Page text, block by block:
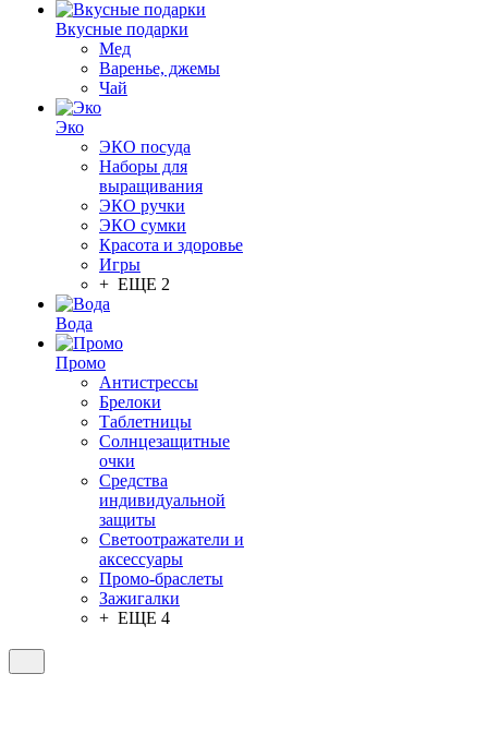
Вкусные подарки
Мед
Варенье, джемы
Чай
Эко
ЭКО посуда
Наборы для
выращивания
ЭКО ручки
ЭКО сумки
Красота и здоровье
Игры
+ ЕЩЕ 2
Вода
Промо
Антистрессы
Брелоки
Таблетницы
Солнцезащитные
очки
Средства
индивидуальной
защиты
Светоотражатели и
аксессуары
Промо-браслеты
Зажигалки
+ ЕЩЕ 4